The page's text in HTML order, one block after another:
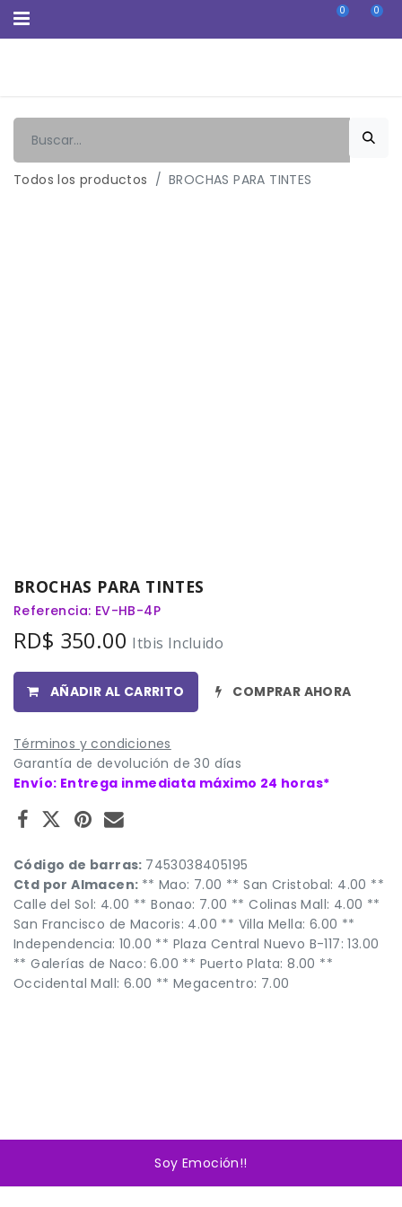
0 0
Todos los productos BROCHAS PARA TINTES
BROCHAS PARA TINTES
Referencia: EV-HB-4P
RD$ 350.00 Itbis Incluido
AÑADIR AL CARRITO COMPRAR AHORA
Términos y condiciones
Garantía de devolución de 30 días
Envío: Entrega inmediata máximo 24 horas*
Código de barras: 7453038405195
Ctd por Almacen: ** Mao: 7.00 ** San Cristobal: 4.00 **
Calle del Sol: 4.00 ** Bonao: 7.00 ** Colinas Mall: 4.00 **
San Francisco de Macoris: 4.00 ** Villa Mella: 6.00 **
Independencia: 10.00 ** Plaza Central Nuevo B-117: 13.00
** Galerías de Naco: 6.00 ** Puerto Plata: 8.00 **
Occidental Mall: 6.00 ** Megacentro: 7.00
Soy Emoción!!